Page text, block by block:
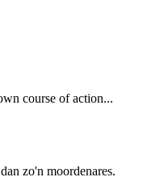
course of action...
zo'n moordenares.